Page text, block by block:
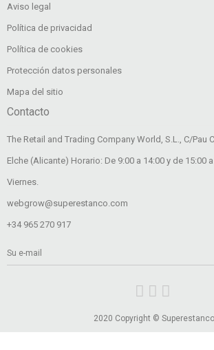
Aviso legal
Política de privacidad
Política de cookies
Protección datos personales
Mapa del sitio
Contacto
The Retail and Trading Company World, S.L., C/Pau
Elche (Alicante) Horario: De 9:00 a 14:00 y de
Viernes.
webgrow@superestanco.com
+34 965 270 917
2020 Copyright © Superestanco